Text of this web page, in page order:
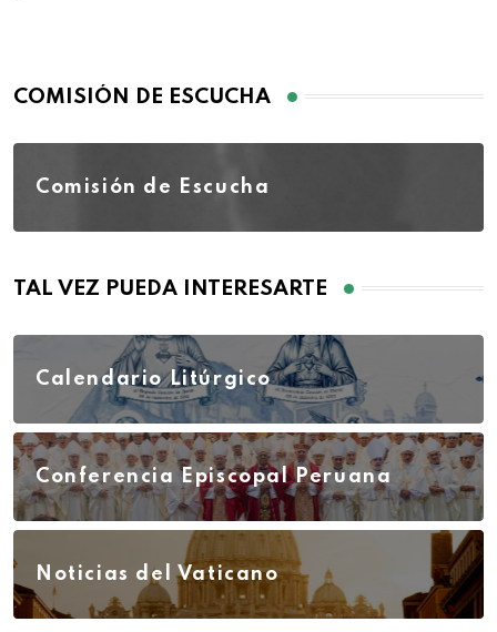
COMISIÓN DE ESCUCHA
Comisión de Escucha
TAL VEZ PUEDA INTERESARTE
Calendario Litúrgico
Conferencia Episcopal Peruana
Noticias del Vaticano